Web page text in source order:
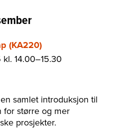
(KA220)
14.00–15.30
samlet introduksjon til
større og mer
prosjekter.